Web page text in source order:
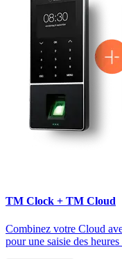
TM Clock + TM Cloud
Combinez votre Cloud
pour une saisie des